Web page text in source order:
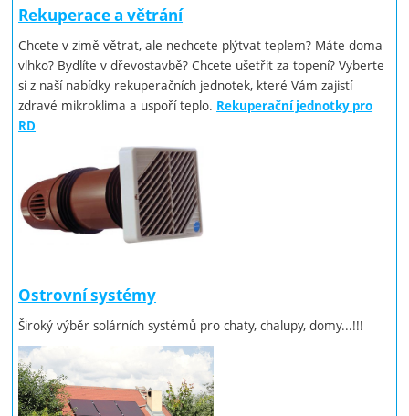
Rekuperace a větrání
Chcete v zimě větrat, ale nechcete plýtvat teplem? Máte doma
vlhko? Bydlíte v dřevostavbě? Chcete ušetřit za topení? Vyberte
si z naší nabídky rekuperačních jednotek, které Vám zajistí
zdravé mikroklima a uspoří teplo. Rekuperační jednotky pro
RD
Ostrovní systémy
Široký výběr solárních systémů pro chaty, chalupy, domy...!!!